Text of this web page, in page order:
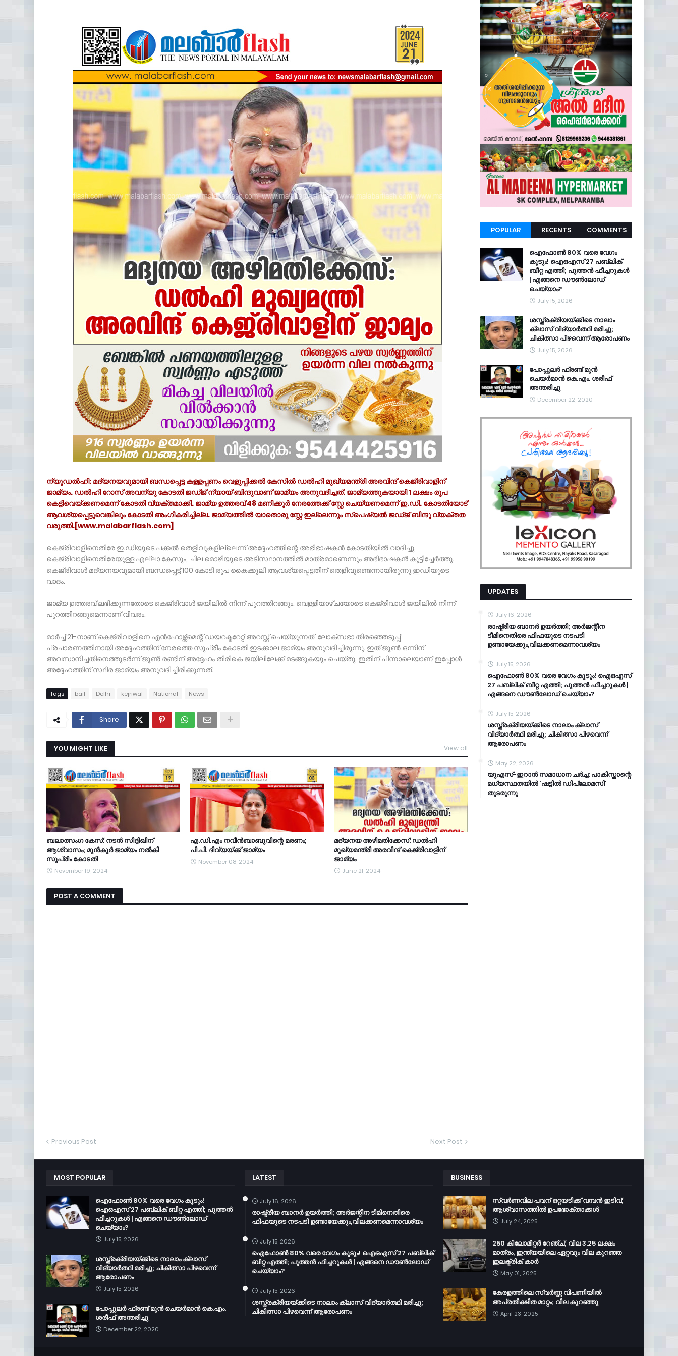
ന്യൂഡൽഹി: മദ്യനയവുമായി ബന്ധപ്പെട്ട കള്ളപ്പണം വെളുപ്പിക്കൽ കേസിൽ ഡൽഹി മുഖ്യമന്ത്രി അരവിന്ദ് കെജ്‌രിവാളിന്
ജാമ്യം. ഡൽഹി റോസ് അവന്യു കോടതി ജഡ്ജ് ന്യായ് ബിന്ദുവാണ് ജാമ്യം അനുവദിച്ചത്. ജാമ്യത്തുകയായി 1 ലക്ഷം രൂപ
കെട്ടിവെയ്ക്കണമെന്ന് കോടതി വ്യക്തമാക്കി. ജാമ്യ ഉത്തരവ് 48 മണിക്കൂര്‍ നേരത്തേക്ക് സ്റ്റേ ചെയ്യണമെന്ന് ഇ.ഡി. കോടതിയോട്
ആവശ്യപ്പെട്ടുവെങ്കിലും കോടതി അംഗീകരിച്ചില്ല. ജാമ്യത്തിൽ യാതൊരു സ്റ്റേ ഇല്ലെന്നും സ്പെഷ്യൽ ജഡ്ജ് ബിന്ദു വ്യക്തത
വരുത്തി.[www.malabarflash.com]
കെജ്‌രിവാളിനെതിരേ ഇ.ഡിയുടെ പക്കൽ തെളിവുകളില്ലെന്ന് അദ്ദേഹത്തിന്റെ അഭിഭാഷകൻ കോടതിയിൽ വാദിച്ചു.
കെജ്‌രിവാളിനെതിരേയുള്ള എല്ലാ കേസും, ചില മൊഴിയുടെ അടിസ്ഥാനത്തിൽ മാത്രമാണെന്നും അഭിഭാഷകൻ കൂട്ടിച്ചേർത്തു.
കെജ്‌രിവാള്‍ മദ്യനയവുമായി ബന്ധപ്പെട്ട് 100 കോടി രൂപ കൈക്കൂലി ആവശ്യപ്പെട്ടതിന് തെളിവുണ്ടെന്നായിരുന്നു ഇഡിയുടെ
വാദം.
ജാമ്യ ഉത്തരവ് ലഭിക്കുന്നതോടെ കെജ്‌രിവാൾ ജയിലിൽ നിന്ന് പുറത്തിറങ്ങും. വെള്ളിയാഴ്ചയോടെ കെജ്‌രിവാൾ ജയിലിൽ നിന്ന്
പുറത്തിറങ്ങുമെന്നാണ് വിവരം.
മാർച്ച് 21-നാണ് കെജ്‌രിവാളിനെ എൻഫോഴ്സ്മെന്റ് ഡയറക്ടറേറ്റ് അറസ്റ്റ് ചെയ്യുന്നത്. ലോക്സഭാ തിരഞ്ഞെടുപ്പ്
പ്രചാരണത്തിനായി അദ്ദേഹത്തിന് നേരത്തെ സുപ്രീം കോടതി ഇടക്കാല ജാമ്യം അനുവദിച്ചിരുന്നു. ഇത് ജൂൺ ഒന്നിന്‌
അവസാനിച്ചതിനെത്തുടർന്ന് ജൂൺ രണ്ടിന്‌ അദ്ദേഹം തിരികെ ജയിലിലേക്ക് മടങ്ങുകയും ചെയ്തു. ഇതിന് പിന്നാലെയാണ് ഇപ്പോൾ
അദ്ദേഹത്തിന് സ്ഥിര ജാമ്യം അനുവദിച്ചിരിക്കുന്നത്.
Tags bail Delhi kejriwal National News
Share
YOU MIGHT LIKE View all
ബലാത്സംഗ കേസ്: നടൻ സിദ്ദിഖിന്
ആശ്വാസം; മുൻകൂർ ജാമ്യം നൽകി
സുപ്രീം കോടതി
November 19, 2024
എ.ഡി.എം നവീന്‍ബാബുവിന്റെ മരണം;
പി.പി. ദിവ്യയ്ക്ക് ജാമ്യം
November 08, 2024
മദ്യനയ അഴിമതിക്കേസ്: ഡൽഹി
മുഖ്യമന്ത്രി അരവിന്ദ് കെജ്‌രിവാളിന്
ജാമ്യം
June 21, 2024
POST A COMMENT
Previous Post Next Post
POPULAR RECENTS COMMENTS
ഐഫോൺ 80% വരെ വേഗം
കൂടും! ഐഒഎസ് 27 പബ്ലിക്
ബീറ്റ എത്തി; പുത്തൻ ഫീച്ചറുകൾ
| എങ്ങനെ ഡൗൺലോഡ്
ചെയ്യാം?
July 15, 2026
ശസ്ത്രക്രിയയ്ക്കിടെ നാലാം
ക്ലാസ് വിദ്യാർത്ഥി മരിച്ചു;
ചികിത്സാ പിഴവെന്ന് ആരോപണം
July 15, 2026
പോപ്പുലർ ഫ്രണ്ട്​ മുൻ
ചെയർമാൻ കെ.എം. ശരീഫ്​
അന്തരിച്ചു
December 22, 2020
UPDATES
July 16, 2026
രാഷ്ട്രീയ ബാനർ ഉയർത്തി; അർജന്റീന
ടീമിനെതിരെ ഫിഫയുടെ നടപടി
ഉണ്ടായേക്കും,വിലക്കണമെന്നാവശ്യം
July 15, 2026
ഐഫോൺ 80% വരെ വേഗം കൂടും! ഐഒഎസ്
27 പബ്ലിക് ബീറ്റ എത്തി; പുത്തൻ ഫീച്ചറുകൾ |
എങ്ങനെ ഡൗൺലോഡ് ചെയ്യാം?
July 15, 2026
ശസ്ത്രക്രിയയ്ക്കിടെ നാലാം ക്ലാസ്
വിദ്യാർത്ഥി മരിച്ചു; ചികിത്സാ പിഴവെന്ന്
ആരോപണം
May 22, 2026
യുഎസ്-ഇറാൻ സമാധാന ചർച്ച: പാകിസ്താന്റെ
മധ്യസ്ഥതയിൽ 'ഷട്ടിൽ ഡിപ്ലോമസി'
തുടരുന്നു
MOST POPULAR
ഐഫോൺ 80% വരെ വേഗം കൂടും!
ഐഒഎസ് 27 പബ്ലിക് ബീറ്റ എത്തി; പുത്തൻ
ഫീച്ചറുകൾ | എങ്ങനെ ഡൗൺലോഡ്
ചെയ്യാം?
July 15, 2026
ശസ്ത്രക്രിയയ്ക്കിടെ നാലാം ക്ലാസ്
വിദ്യാർത്ഥി മരിച്ചു; ചികിത്സാ പിഴവെന്ന്
ആരോപണം
July 15, 2026
പോപ്പുലർ ഫ്രണ്ട്​ മുൻ ചെയർമാൻ കെ.എം.
ശരീഫ്​ അന്തരിച്ചു
December 22, 2020
LATEST
July 16, 2026
രാഷ്ട്രീയ ബാനർ ഉയർത്തി; അർജന്റീന ടീമിനെതിരെ
ഫിഫയുടെ നടപടി ഉണ്ടായേക്കും,വിലക്കണമെന്നാവശ്യം
July 15, 2026
ഐഫോൺ 80% വരെ വേഗം കൂടും! ഐഒഎസ് 27 പബ്ലിക്
ബീറ്റ എത്തി; പുത്തൻ ഫീച്ചറുകൾ | എങ്ങനെ ഡൗൺലോഡ്
ചെയ്യാം?
July 15, 2026
ശസ്ത്രക്രിയയ്ക്കിടെ നാലാം ക്ലാസ് വിദ്യാർത്ഥി മരിച്ചു;
ചികിത്സാ പിഴവെന്ന് ആരോപണം
BUSINESS
സ്വർണവില പവന് ഒറ്റയടിക്ക് വമ്പൻ ഇടിവ്;
ആശ്വാസത്തിൽ ഉപഭോക്താക്കൾ
July 24, 2025
250 കിലോമീറ്റർ റേഞ്ച്; വില 3.25 ലക്ഷം
മാത്രം, ഇന്ത്യയിലെ ഏറ്റവും വില കുറഞ്ഞ
ഇലക്ട്രിക് കാർ
May 01, 2025
കേരളത്തിലെ സ്വർണ്ണ വിപണിയിൽ
അപ്രതീക്ഷിത മാറ്റം; വില കുറഞ്ഞു
April 23, 2025